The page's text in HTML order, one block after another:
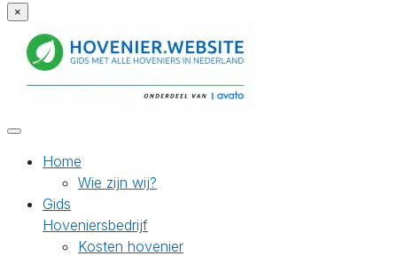
×
Home
Wie zijn wij?
Gids
Hoveniersbedrijf
Kosten hovenier